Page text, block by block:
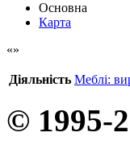
Основна
Карта
Діяльність Меблі:
© 1995-